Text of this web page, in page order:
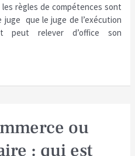
règles de compétences sont
juge que le juge de l’exécution
peut relever d’office son
ou
: qui est